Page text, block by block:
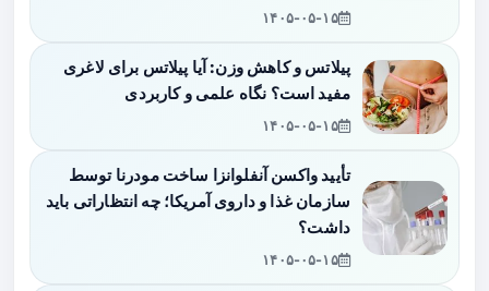
۱۴۰۵-۰۵-۱۵
پیلاتس و کاهش وزن: آیا پیلاتس برای لاغری
مفید است؟ نگاه علمی و کاربردی
۱۴۰۵-۰۵-۱۵
تأیید واکسن آنفلوانزا ساخت مودرنا توسط
سازمان غذا و داروی آمریکا؛ چه انتظاراتی باید
داشت؟
۱۴۰۵-۰۵-۱۵